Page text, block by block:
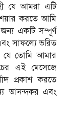
যে আমরা এটি
করতে আমি
একটি সম্পূর্ণ
সাফল্যে ভরিত
যে তোমি আমার
এই মেসেজে
প্রকাশ করতে
আনন্দকর এবং